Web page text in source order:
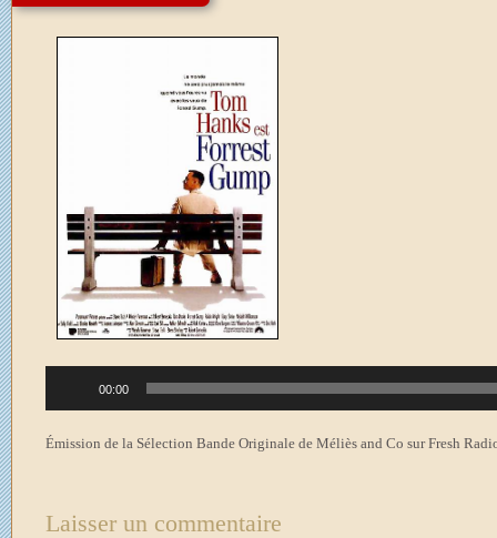
00:00
Émission de la Sélection Bande Originale de Méliès and Co sur Fresh
Laisser un commentaire